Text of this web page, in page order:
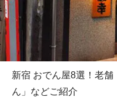
新宿 おでん屋8選！老
ん」などご紹介